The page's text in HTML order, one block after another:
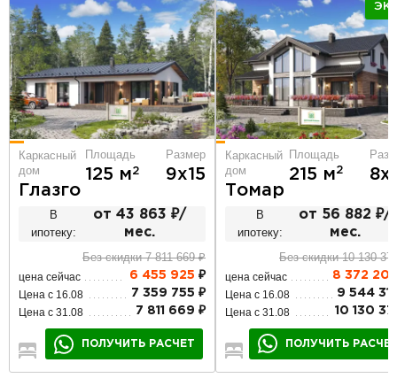
Каркасный
дом
Глазго
Площадь
125 м2
Размер
9х15
В
ипотеку:
от 43 863 ₽/
мес.
Без скидки 7 811 669 ₽
цена сейчас 6 455 925 ₽
Цена с 16.08 7 359 755 ₽
Цена с 31.08 7 811 669 ₽
ПОЛУЧИТЬ РАСЧЕТ
Каркасный
дом
Томар
Площадь
215 м2
В
ипотеку:
от 56 882 ₽/
мес.
Без скидки 10 130
цена сейчас 8 372
Цена с 16.08 9 544
Цена с 31.08 10 130
5
ПОЛУЧИТЬ